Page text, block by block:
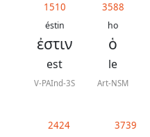
1510
éstin
ἐστιν
est
V-PAInd-3S
3588
ho
ὁ
le
Art-NSM
2424 3739
contacter
Signaler
erreur